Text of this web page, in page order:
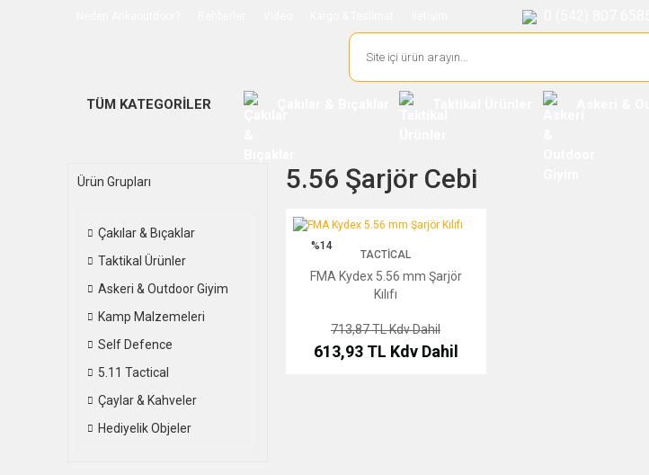
TÜM KATEGORİLER
Ürün Grupları
Çakılar & Bıçaklar
Taktikal Ürünler
Askeri & Outdoor Giyim
Kamp Malzemeleri
Self Defence
5.11 Tactical
Çaylar & Kahveler
Hediyelik Objeler
5.56 Şarjör Cebi
FMA Kydex 5.56 mm Şarjör Kılıfı
%14
TACTICAL
FMA Kydex 5.56 mm Şarjör
Kılıfı
713,87 TLKdv Dahil
613,93 TL Kdv Dahil